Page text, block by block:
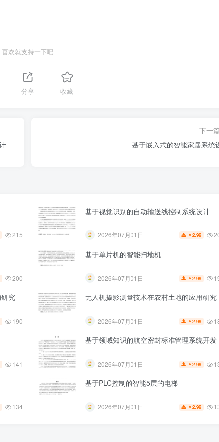
喜欢就支持一下吧
分享 收藏
下一
基于嵌入式的智能家居系统
215
基于视觉识别的自动输送线控制系统设计
2026年07月01日 ￥2.99
200
基于单片机的智能扫地机
2026年07月01日 ￥2.99
究
190
无人机摄影测量技术在农村土地的应用研究
2026年07月01日 ￥2.99
141
基于领域知识的航空密封标准管理系统开发
2026年07月01日 ￥2.99
134
基于PLC控制的智能5层的电梯
2026年07月01日 ￥2.99